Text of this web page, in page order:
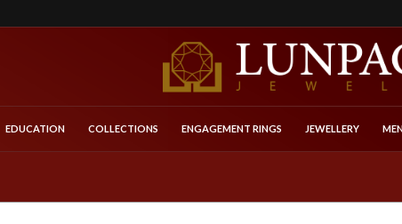
EDUCATION COLLECTIONS ENGAGEMENT RINGS JEWELLERY